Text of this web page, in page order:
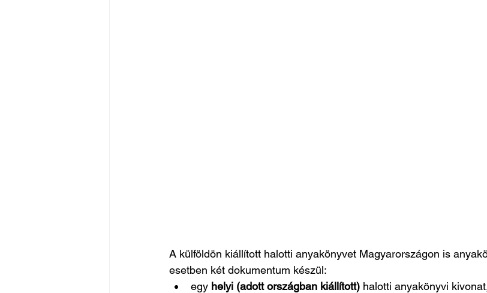
A külföldön kiállított halotti anyakönyvet Magyarországon is
esetben két dokumentum készül:
egy helyi (adott országban kiállított) halotti anyakönyvi